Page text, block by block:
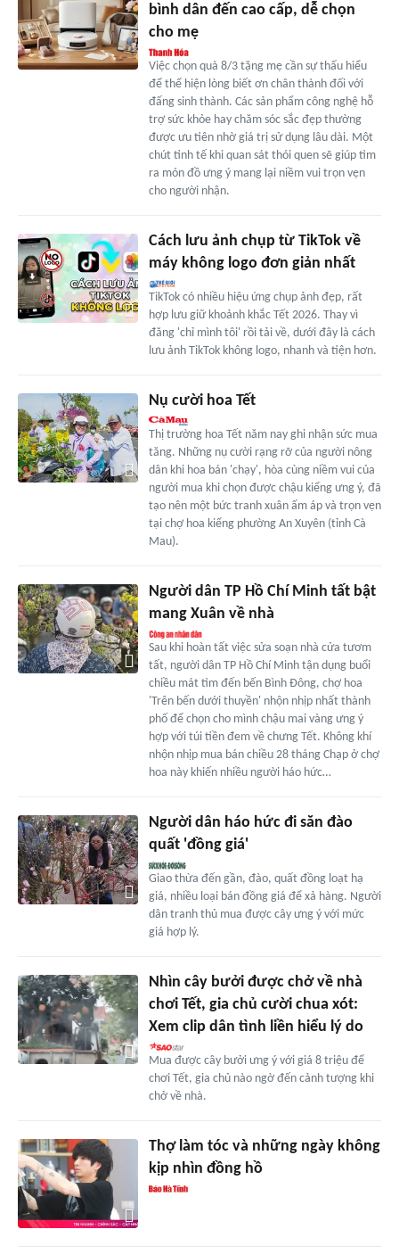
bình dân đến cao cấp, dễ chọn
cho mẹ
Việc chọn quà 8/3 tặng mẹ cần sự thấu hiểu
để thể hiện lòng biết ơn chân thành đối với
đấng sinh thành. Các sản phẩm công nghệ hỗ
trợ sức khỏe hay chăm sóc sắc đẹp thường
được ưu tiên nhờ giá trị sử dụng lâu dài. Một
chút tinh tế khi quan sát thói quen sẽ giúp tìm
ra món đồ ưng ý mang lại niềm vui trọn vẹn
cho người nhận.
Cách lưu ảnh chụp từ TikTok về
máy không logo đơn giản nhất
TikTok có nhiều hiệu ứng chụp ảnh đẹp, rất
hợp lưu giữ khoảnh khắc Tết 2026. Thay vì
đăng 'chỉ mình tôi' rồi tải về, dưới đây là cách
lưu ảnh TikTok không logo, nhanh và tiện hơn.
Nụ cười hoa Tết
Thị trường hoa Tết năm nay ghi nhận sức mua
tăng. Những nụ cười rạng rỡ của người nông
dân khi hoa bán 'chạy', hòa cùng niềm vui của
người mua khi chọn được chậu kiểng ưng ý, đã
tạo nên một bức tranh xuân ấm áp và trọn vẹn
tại chợ hoa kiểng phường An Xuyên (tỉnh Cà
Mau).
Người dân TP Hồ Chí Minh tất bật
mang Xuân về nhà
Sau khi hoàn tất việc sửa soạn nhà cửa tươm
tất, người dân TP Hồ Chí Minh tận dụng buổi
chiều mát tìm đến bến Bình Đông, chợ hoa
'Trên bến dưới thuyền' nhộn nhịp nhất thành
phố để chọn cho mình chậu mai vàng ưng ý
hợp với túi tiền đem về chưng Tết. Không khí
nhộn nhịp mua bán chiều 28 tháng Chạp ở chợ
hoa này khiến nhiều người háo hức…
Người dân háo hức đi săn đào
quất 'đồng giá'
Giao thừa đến gần, đào, quất đồng loạt hạ
giá, nhiều loại bán đồng giá để xả hàng. Người
dân tranh thủ mua được cây ưng ý với mức
giá hợp lý.
Nhìn cây bưởi được chở về nhà
chơi Tết, gia chủ cười chua xót:
Xem clip dân tình liền hiểu lý do
Mua được cây bưởi ưng ý với giá 8 triệu để
chơi Tết, gia chủ nào ngờ đến cảnh tượng khi
chở về nhà.
Thợ làm tóc và những ngày không
kịp nhìn đồng hồ